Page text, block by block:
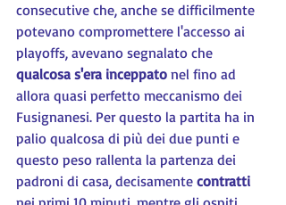
consecutive che, anche se difficilmente
potevano compromettere l'accesso ai
playoffs, avevano segnalato che
qualcosa s'era inceppato nel fino ad
allora quasi perfetto meccanismo dei
Fusignanesi. Per questo la partita ha in
palio qualcosa di più dei due punti e
questo peso rallenta la partenza dei
padroni di casa, decisamente contratti